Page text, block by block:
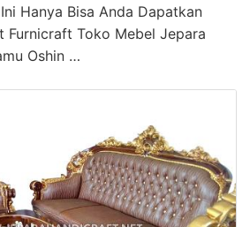
Hanya Bisa Anda Dapatkan
Furnicraft Toko Mebel Jepara
Oshin …